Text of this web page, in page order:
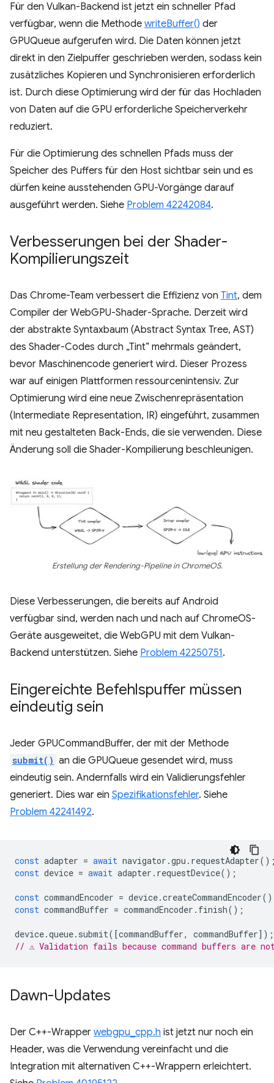
Für den Vulkan-Backend ist jetzt ein schneller Pfad
verfügbar, wenn die Methode writeBuffer() der
GPUQueue aufgerufen wird. Die Daten können jetzt
direkt in den Zielpuffer geschrieben werden, sodass kein
zusätzliches Kopieren und Synchronisieren erforderlich
ist. Durch diese Optimierung wird der für das Hochladen
von Daten auf die GPU erforderliche Speicherverkehr
reduziert.
Für die Optimierung des schnellen Pfads muss der
Speicher des Puffers für den Host sichtbar sein und es
dürfen keine ausstehenden GPU-Vorgänge darauf
ausgeführt werden. Siehe Problem 42242084.
Verbesserungen bei der Shader-
Kompilierungszeit
Das Chrome-Team verbessert die Effizienz von Tint, dem
Compiler der WebGPU-Shader-Sprache. Derzeit wird
der abstrakte Syntaxbaum (Abstract Syntax Tree, AST)
des Shader-Codes durch „Tint“ mehrmals geändert,
bevor Maschinencode generiert wird. Dieser Prozess
war auf einigen Plattformen ressourcenintensiv. Zur
Optimierung wird eine neue Zwischenrepräsentation
(Intermediate Representation, IR) eingeführt, zusammen
mit neu gestalteten Back-Ends, die sie verwenden. Diese
Änderung soll die Shader-Kompilierung beschleunigen.
Erstellung der Rendering-Pipeline in ChromeOS.
Diese Verbesserungen, die bereits auf Android
verfügbar sind, werden nach und nach auf ChromeOS-
Geräte ausgeweitet, die WebGPU mit dem Vulkan-
Backend unterstützen. Siehe Problem 42250751.
Eingereichte Befehlspuffer müssen
eindeutig sein
Jeder GPUCommandBuffer, der mit der Methode
submit() an die GPUQueue gesendet wird, muss
eindeutig sein. Andernfalls wird ein Validierungsfehler
generiert. Dies war ein Spezifikationsfehler. Siehe
Problem 42241492.
const adapter = await navigator .gpu . requestAdapter
const device = await adapter . requestDevice();
const commandEncoder = device.createCommandEncoder
const commandBuffer = commandEncoder . finish();
device.queue. submit([commandBuffer, commandBuffer]);
// ⚠️ Validation fails because command buffers are
Dawn-Updates
Der C++-Wrapper webgpu_cpp.h ist jetzt nur noch ein
Header, was die Verwendung vereinfacht und die
Integration mit alternativen C++-Wrappern erleichtert.